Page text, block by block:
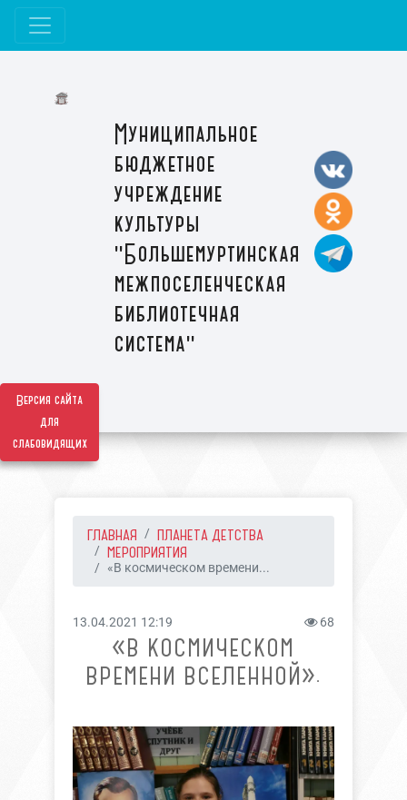
Версия сайта
для
слабовидящих
Муниципальное
бюджетное
учреждение
культуры
"Большемуртинская
межпоселенческая
библиотечная
система"
ГЛАВНАЯ
ПЛАНЕТА ДЕТСТВА
МЕРОПРИЯТИЯ
«В космическом времени...
13.04.2021 12:19 68
«В КОСМИЧЕСКОМ
ВРЕМЕНИ ВСЕЛЕННОЙ».